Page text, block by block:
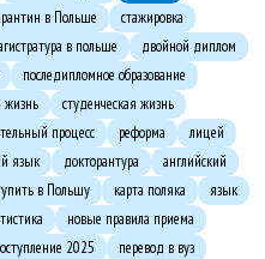
в Польше
стажировка
в польше
двойной диплом
последипломное образование
жизнь
студенческая жизнь
процесс реформа
лицей
язык докторантура
английский
в Польшу карта поляка
язык
новые правила приема
2025
перевод в вуз